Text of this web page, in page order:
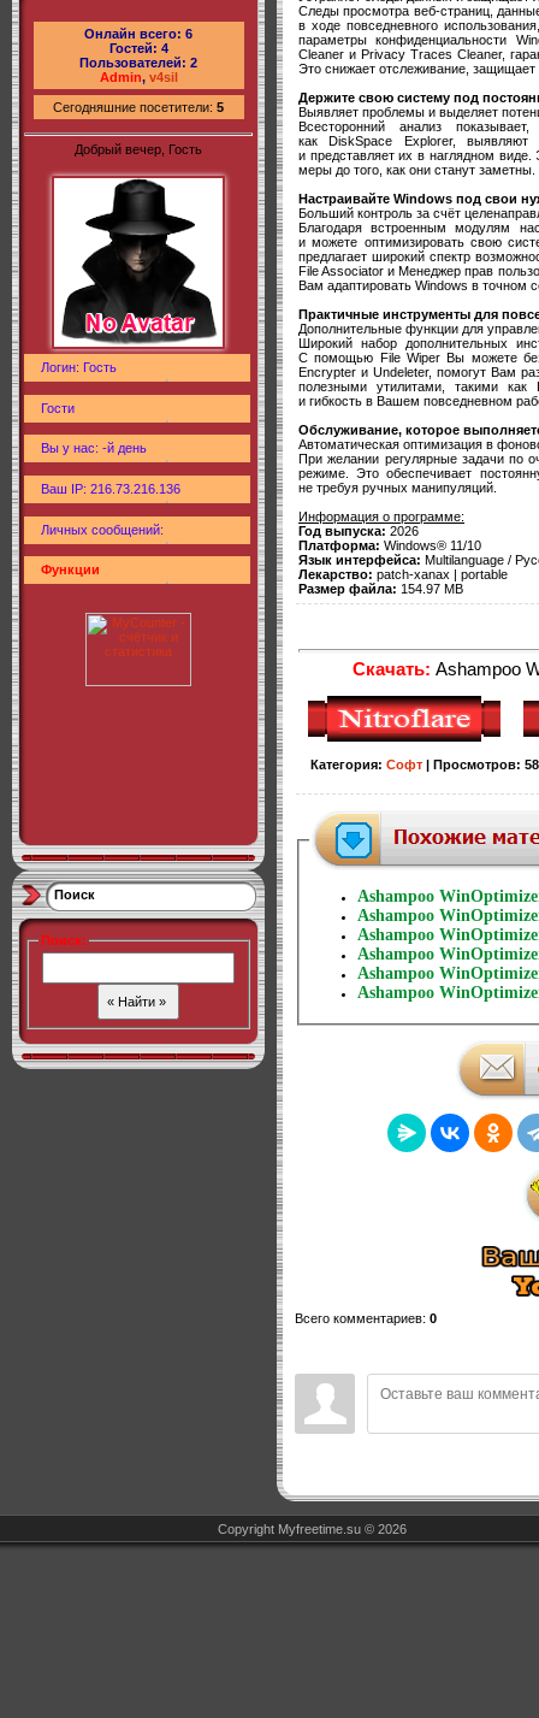
Онлайн всего: 6
Гостей: 4
Пользователей: 2
Admin, v4sil
Сегодняшние посетители: 5
Добрый вечер, Гость
Логин: Гость
Гости
Вы у нас: -й день
Ваш IP: 216.73.216.136
Личных сообщений:
Функции
Поиск
Поиск:
Следы просмотра веб-страниц,
в ходе повседневного
параметры конфиденциальности
Cleaner и Privacy Traces Cleaner,
Это снижает отслеживание,
Держите свою систему под
Выявляет проблемы и выделяет
Всесторонний анализ
как DiskSpace Explorer,
и представляет их в наглядном
меры до того, как они станут заметны.
Настраивайте Windows под свои
Больший контроль за счёт
Благодаря встроенным модулям
и можете оптимизировать свою
предлагает широкий спектр
File Associator и Менеджер прав
Вам адаптировать Windows в точном
Практичные инструменты для
Дополнительные функции для
Широкий набор дополнительных
С помощью File Wiper Вы можете
Encrypter и Undeleter, помогут Вам
полезными утилитами, такими
и гибкость в Вашем повседневном
Обслуживание, которое
Автоматическая оптимизация в
При желании регулярные задачи по
режиме. Это обеспечивает
не требуя ручных манипуляций.
Информация о программе:
Год выпуска: 2026
Платформа: Windows® 11/10
Язык интерфейса: Multilanguage /
Лекарство: patch-xanax | portable
Размер файла: 154.97 MB
Скачать: Ashampoo
Категория: Софт Просмотров: 58
Ashampoo
Ashampoo
Ashampoo
Ashampoo
Ashampoo
Ashampoo
Всего комментариев: 0
Copyright Myfreetime.su © 2026